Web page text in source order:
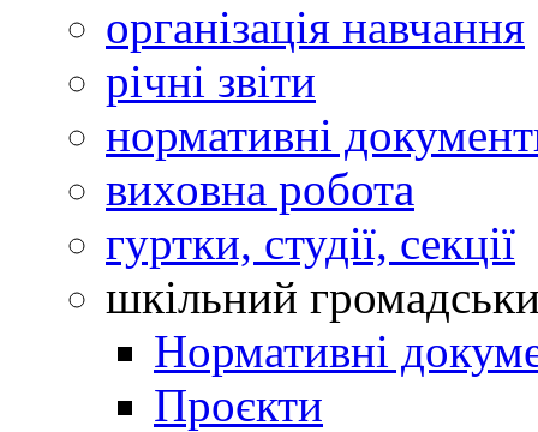
організація навчання
річні звіти
нормативні
виховна робота
гуртки, студії, секції
шкільний
Нормативні
Проєкти